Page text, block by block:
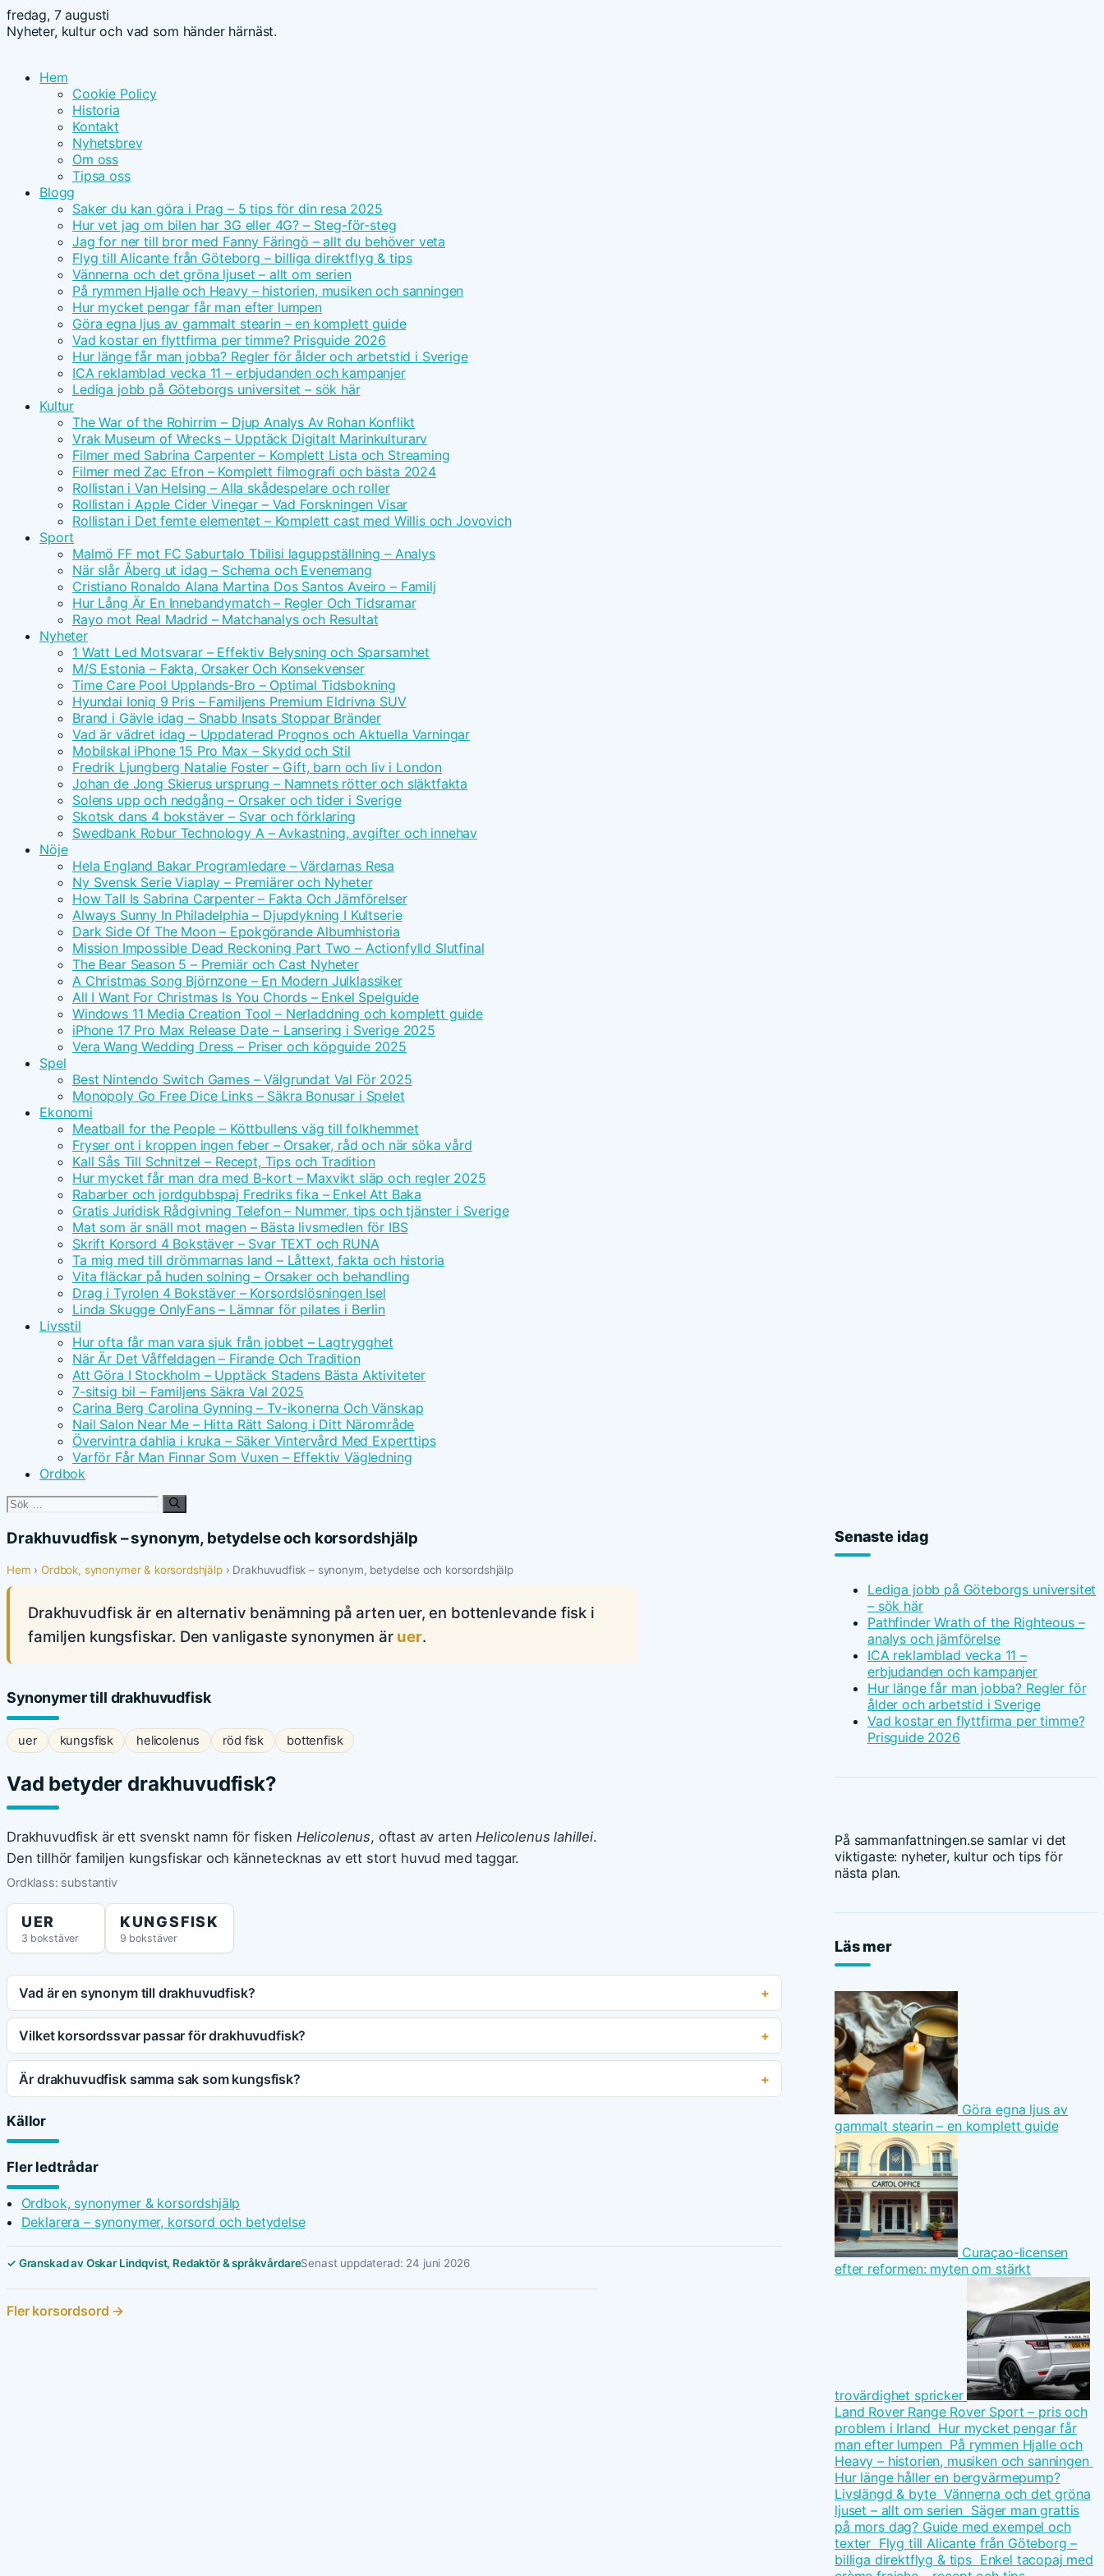
fredag, 7 augusti
Nyheter, kultur och vad som händer härnäst.
Hem
Cookie Policy
Historia
Kontakt
Nyhetsbrev
Om oss
Tipsa oss
Blogg
Saker du kan göra i Prag – 5 tips för din resa 2025
Hur vet jag om bilen har 3G eller 4G? – Steg-för-steg
Jag for ner till bror med Fanny Färingö – allt du behöver veta
Flyg till Alicante från Göteborg – billiga direktflyg & tips
Vännerna och det gröna ljuset – allt om serien
På rymmen Hjalle och Heavy – historien, musiken och sanningen
Hur mycket pengar får man efter lumpen
Göra egna ljus av gammalt stearin – en komplett guide
Vad kostar en flyttfirma per timme? Prisguide 2026
Hur länge får man jobba? Regler för ålder och arbetstid i Sverige
ICA reklamblad vecka 11 – erbjudanden och kampanjer
Lediga jobb på Göteborgs universitet – sök här
Kultur
The War of the Rohirrim – Djup Analys Av Rohan Konflikt
Vrak Museum of Wrecks – Upptäck Digitalt Marinkulturarv
Filmer med Sabrina Carpenter – Komplett Lista och Streaming
Filmer med Zac Efron – Komplett filmografi och bästa 2024
Rollistan i Van Helsing – Alla skådespelare och roller
Rollistan i Apple Cider Vinegar – Vad Forskningen Visar
Rollistan i Det femte elementet – Komplett cast med Willis och Jovovich
Sport
Malmö FF mot FC Saburtalo Tbilisi laguppställning – Analys
När slår Åberg ut idag – Schema och Evenemang
Cristiano Ronaldo Alana Martina Dos Santos Aveiro – Familj
Hur Lång Är En Innebandymatch – Regler Och Tidsramar
Rayo mot Real Madrid – Matchanalys och Resultat
Nyheter
1 Watt Led Motsvarar – Effektiv Belysning och Sparsamhet
M/S Estonia – Fakta, Orsaker Och Konsekvenser
Time Care Pool Upplands-Bro – Optimal Tidsbokning
Hyundai Ioniq 9 Pris – Familjens Premium Eldrivna SUV
Brand i Gävle idag – Snabb Insats Stoppar Bränder
Vad är vädret idag – Uppdaterad Prognos och Aktuella Varningar
Mobilskal iPhone 15 Pro Max – Skydd och Stil
Fredrik Ljungberg Natalie Foster – Gift, barn och liv i London
Johan de Jong Skierus ursprung – Namnets rötter och släktfakta
Solens upp och nedgång – Orsaker och tider i Sverige
Skotsk dans 4 bokstäver – Svar och förklaring
Swedbank Robur Technology A – Avkastning, avgifter och innehav
Nöje
Hela England Bakar Programledare – Värdarnas Resa
Ny Svensk Serie Viaplay – Premiärer och Nyheter
How Tall Is Sabrina Carpenter – Fakta Och Jämförelser
Always Sunny In Philadelphia – Djupdykning I Kultserie
Dark Side Of The Moon – Epokgörande Albumhistoria
Mission Impossible Dead Reckoning Part Two – Actionfylld Slutfinal
The Bear Season 5 – Premiär och Cast Nyheter
A Christmas Song Björnzone – En Modern Julklassiker
All I Want For Christmas Is You Chords – Enkel Spelguide
Windows 11 Media Creation Tool – Nerladdning och komplett guide
iPhone 17 Pro Max Release Date – Lansering i Sverige 2025
Vera Wang Wedding Dress – Priser och köpguide 2025
Spel
Best Nintendo Switch Games – Välgrundat Val För 2025
Monopoly Go Free Dice Links – Säkra Bonusar i Spelet
Ekonomi
Meatball for the People – Köttbullens väg till folkhemmet
Fryser ont i kroppen ingen feber – Orsaker, råd och när söka vård
Kall Sås Till Schnitzel – Recept, Tips och Tradition
Hur mycket får man dra med B-kort – Maxvikt släp och regler 2025
Rabarber och jordgubbspaj Fredriks fika – Enkel Att Baka
Gratis Juridisk Rådgivning Telefon – Nummer, tips och tjänster i Sverige
Mat som är snäll mot magen – Bästa livsmedlen för IBS
Skrift Korsord 4 Bokstäver – Svar TEXT och RUNA
Ta mig med till drömmarnas land – Låttext, fakta och historia
Vita fläckar på huden solning – Orsaker och behandling
Drag i Tyrolen 4 Bokstäver – Korsordslösningen Isel
Linda Skugge OnlyFans – Lämnar för pilates i Berlin
Livsstil
Hur ofta får man vara sjuk från jobbet – Lagtrygghet
När Är Det Våffeldagen – Firande Och Tradition
Att Göra I Stockholm – Upptäck Stadens Bästa Aktiviteter
7-sitsig bil – Familjens Säkra Val 2025
Carina Berg Carolina Gynning – Tv-ikonerna Och Vänskap
Nail Salon Near Me – Hitta Rätt Salong i Ditt Närområde
Övervintra dahlia i kruka – Säker Vintervård Med Experttips
Varför Får Man Finnar Som Vuxen – Effektiv Vägledning
Ordbok
Sök
Drakhuvudfisk – synonym, betydelse och korsordshjälp
Hem ›Ordbok, synonymer & korsordshjälp› Drakhuvudfisk – synonym, betydelse och korsordshjälp
Drakhuvudfisk är en alternativ benämning på arten uer, en bottenlevande fisk i
familjen kungsfiskar. Den vanligaste synonymen är uer.
Synonymer till drakhuvudfisk
uer kungsfisk helicolenus röd fisk bottenfisk
Vad betyder drakhuvudfisk?
Drakhuvudfisk är ett svenskt namn för fisken Helicolenus, oftast av arten Helicolenus lahillei.
Den tillhör familjen kungsfiskar och kännetecknas av ett stort huvud med taggar.
Ordklass: substantiv
UER
3 bokstäver
KUNGSFISK
9 bokstäver
Vad är en synonym till drakhuvudfisk?
Vilket korsordssvar passar för drakhuvudfisk?
Är drakhuvudfisk samma sak som kungsfisk?
Källor
Fler ledtrådar
Ordbok, synonymer & korsordshjälp
Deklarera – synonymer, korsord och betydelse
✓ Granskad av Oskar Lindqvist, Redaktör & språkvårdareSenast uppdaterad: 24 juni 2026
Fler korsordsord →
Senaste idag
Lediga jobb på Göteborgs universitet
– sök här
Pathfinder Wrath of the Righteous –
analys och jämförelse
ICA reklamblad vecka 11 –
erbjudanden och kampanjer
Hur länge får man jobba? Regler för
ålder och arbetstid i Sverige
Vad kostar en flyttfirma per timme?
Prisguide 2026
På sammanfattningen.se samlar vi det
viktigaste: nyheter, kultur och tips för
nästa plan.
Läs mer
Göra egna ljus av
gammalt stearin – en komplett guide
Curaçao-licensen
efter reformen: myten om stärkt
trovärdighet spricker
Land Rover Range Rover Sport – pris och
problem i Irland Hur mycket pengar får
man efter lumpen På rymmen Hjalle och
Heavy – historien, musiken och sanningen
Hur länge håller en bergvärmepump?
Livslängd & byte Vännerna och det gröna
ljuset – allt om serien Säger man grattis
på mors dag? Guide med exempel och
texter Flyg till Alicante från Göteborg –
billiga direktflyg & tips Enkel tacopaj med